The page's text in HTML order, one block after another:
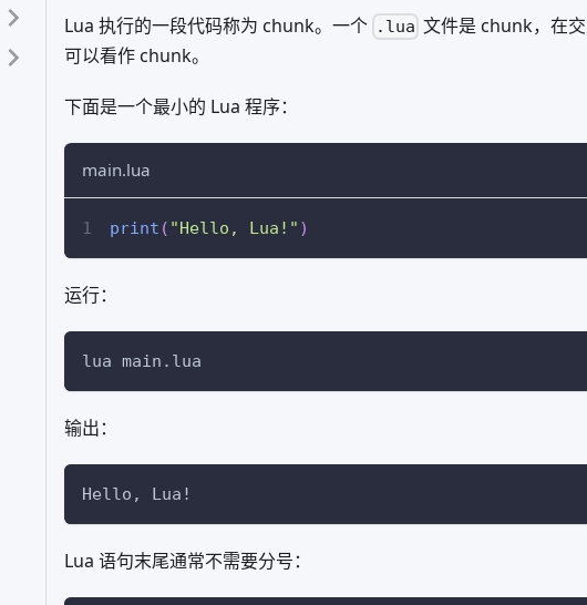
Lua 执行的一段代码称为 chunk。一个 .lua 文件是 chunk，在
可以看作 chunk。
下面是一个最小的 Lua 程序：
main.lua
print ( "Hello, Lua!" )
运行：
lua main.lua
输出：
Hello, Lua!
Lua 语句末尾通常不需要分号：